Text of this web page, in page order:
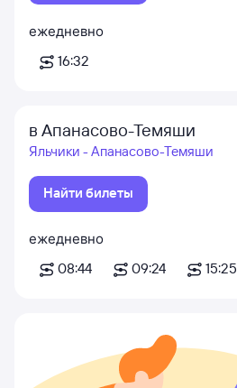
ежедневно
16:32
в Апанасово-Темяши
Яльчики - Апанасово-Темяши
Найти билеты
ежедневно
08:44
09:24 15:25